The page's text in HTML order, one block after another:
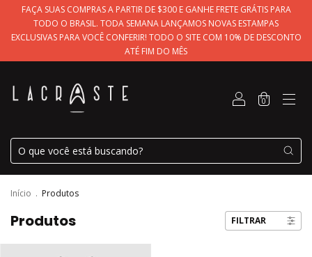
FAÇA SUAS COMPRAS A PARTIR DE $300 E GANHE FRETE GRÁTIS PARA
TODO O BRASIL. TODA SEMANA LANÇAMOS NOVAS ESTAMPAS
EXCLUSIVAS PARA VOCÊ CONFERIR! TODO O SITE COM 10% DE DESCONTO
ATÉ FIM DO MÊS
0
Início . Produtos
Produtos FILTRAR